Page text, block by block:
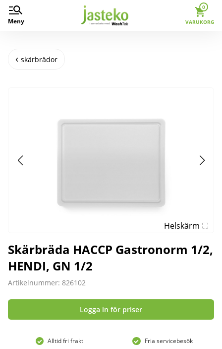
Meny
0
VARUKORG
skärbrädor
Helskärm
Skärbräda HACCP Gastronorm 1/2,
HENDI, GN 1/2
Artikelnummer: 826102
Logga in för priser
Alltid fri frakt
Fria servicebesök